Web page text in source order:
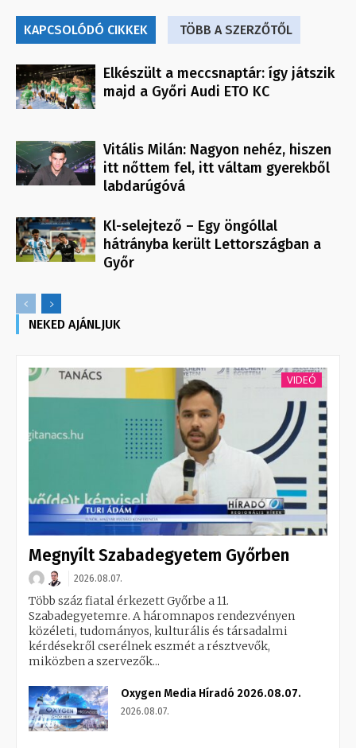
KAPCSOLÓDÓ CIKKEK TÖBB A SZERZŐTŐL
Elkészült a meccsnaptár: így játszik
majd a Győri Audi ETO KC
Vitális Milán: Nagyon nehéz, hiszen
itt nőttem fel, itt váltam gyerekből
labdarúgóvá
Kl-selejtező – Egy öngóllal
hátrányba került Lettországban a
Győr
NEKED AJÁNLJUK
VIDEÓ
Megnyílt Szabadegyetem Győrben
2026.08.07.
Több száz fiatal érkezett Győrbe a 11.
Szabadegyetemre. A háromnapos rendezvényen
közéleti, tudományos, kulturális és társadalmi
kérdésekről cserélnek eszmét a résztvevők,
miközben a szervezők...
Oxygen Media Híradó 2026.08.07.
2026.08.07.